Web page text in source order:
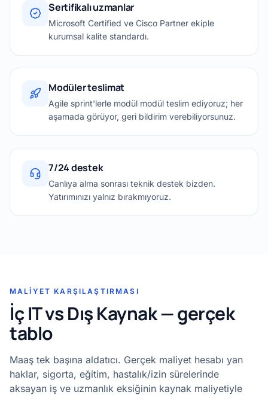
Sertifikalı uzmanlar
Microsoft Certified ve Cisco Partner ekiple
kurumsal kalite standardı.
Modüler teslimat
Agile sprint'lerle modül modül teslim ediyoruz; her
aşamada görüyor, geri bildirim verebiliyorsunuz.
7/24 destek
Canlıya alma sonrası teknik destek bizden.
Yatırımınızı yalnız bırakmıyoruz.
MALIYET KARŞILAŞTIRMASI
İç IT vs Dış Kaynak — gerçek
tablo
Maaş tek başına aldatıcı. Gerçek maliyet hesabı yan
haklar, sigorta, eğitim, hastalık/izin sürelerinde
aksayan iş ve uzmanlık eksiğinin kaynak maliyetiyle